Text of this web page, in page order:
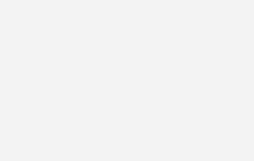
Uhr.
in der
wird der Einfluss der
dargestellt.
bildet die Integrations- und